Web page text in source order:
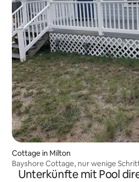
Cottage in Milton
Bayshore Cottage, nur wenige
entfernt!!
Unterkünfte mit Pool